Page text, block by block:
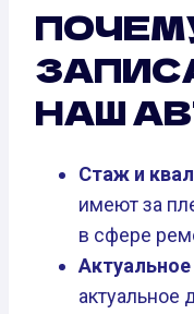
НАШ
Стаж и
имеют за
в сфере
актуальное